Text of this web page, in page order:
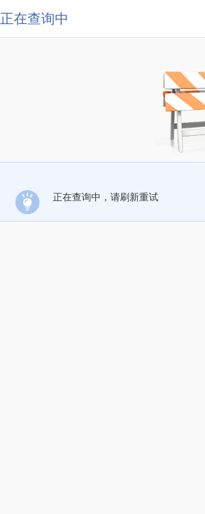
正在查询中
正在查询中，请刷新重试